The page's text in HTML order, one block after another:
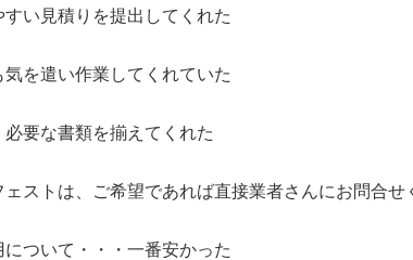
すい見積りを提出してくれた
気を遣い作業してくれていた
必要な書類を揃えてくれた
ェストは、ご希望であれば直接業者さんにお問合せ
について・・・一番安かった